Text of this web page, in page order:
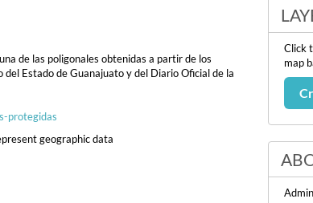
de las poligonales obtenidas a partir de los
Estado de Guanajuato y del Diario Oficial de la
protegidas
geographic data
Click
map